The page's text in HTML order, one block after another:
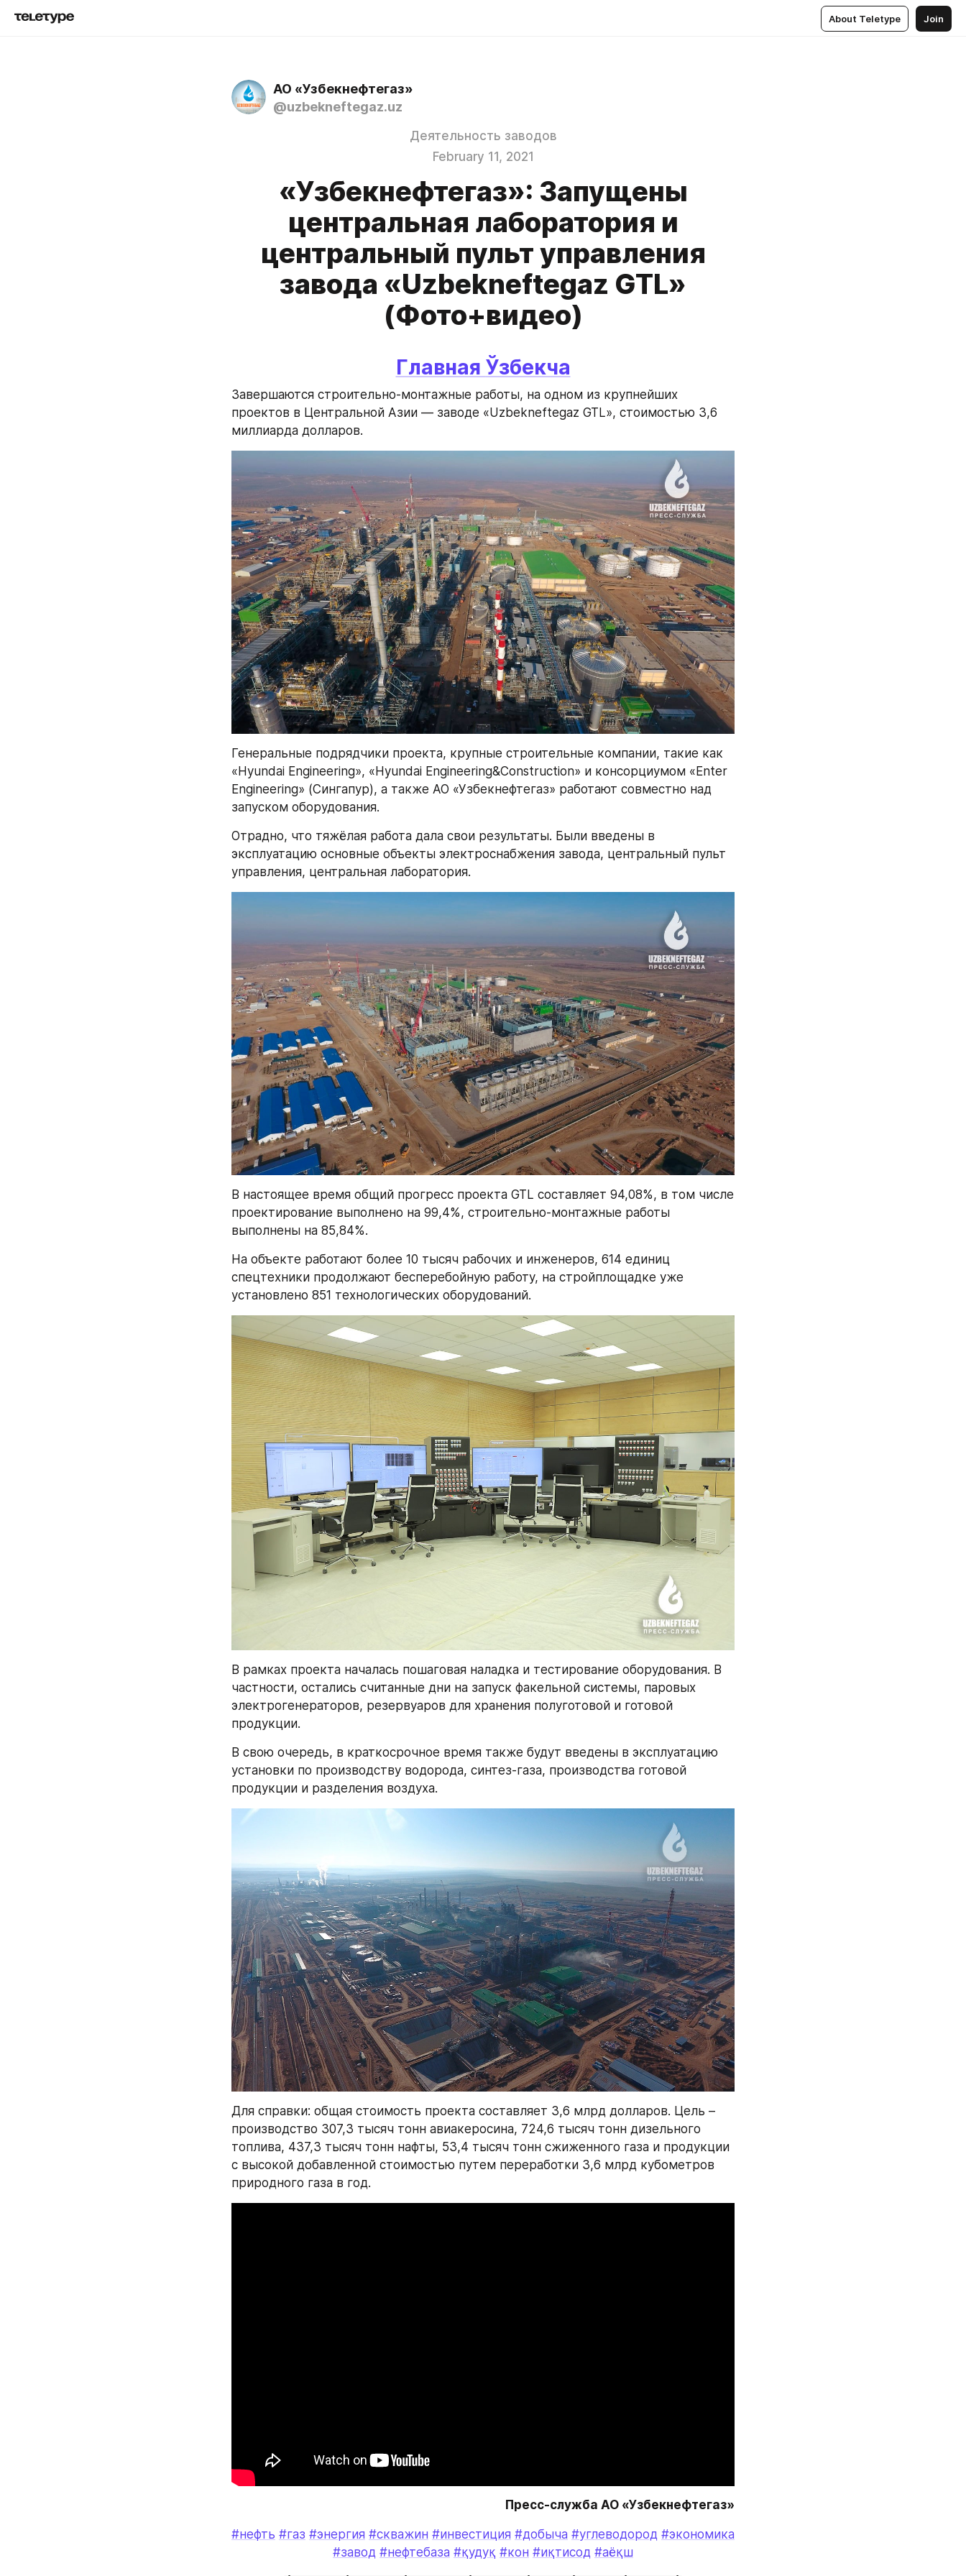
About Teletype Join
АО «Узбекнефтегаз»
@uzbekneftegaz.uz
Деятельность заводов
February 11, 2021
«Узбекнефтегаз»: Запущены
центральная лаборатория и
центральный пульт управления
завода «Uzbekneftegaz GTL»
(Фото+видео)
Главная Ўзбекча
Завершаются строительно-монтажные работы, на одном из крупнейших
проектов в Центральной Азии — заводе «Uzbekneftegaz GTL», стоимостью 3,6
миллиарда долларов.
Генеральные подрядчики проекта, крупные строительные компании, такие как
«Hyundai Engineering», «Hyundai Engineering&Construction» и консорциумом «Enter
Engineering» (Сингапур), а также АО «Узбекнефтегаз» работают совместно над
запуском оборудования.
Отрадно, что тяжёлая работа дала свои результаты. Были введены в
эксплуатацию основные объекты электроснабжения завода, центральный пульт
управления, центральная лаборатория.
В настоящее время общий прогресс проекта GTL составляет 94,08%, в том числе
проектирование выполнено на 99,4%, строительно-монтажные работы
выполнены на 85,84%.
На объекте работают более 10 тысяч рабочих и инженеров, 614 единиц
спецтехники продолжают бесперебойную работу, на стройплощадке уже
установлено 851 технологических оборудований.
В рамках проекта началась пошаговая наладка и тестирование оборудования. В
частности, остались считанные дни на запуск факельной системы, паровых
электрогенераторов, резервуаров для хранения полуготовой и готовой
продукции.
В свою очередь, в краткосрочное время также будут введены в эксплуатацию
установки по производству водорода, синтез-газа, производства готовой
продукции и разделения воздуха.
Для справки: общая стоимость проекта составляет 3,6 млрд долларов. Цель –
производство 307,3 тысяч тонн авиакеросина, 724,6 тысяч тонн дизельного
топлива, 437,3 тысяч тонн нафты, 53,4 тысяч тонн сжиженного газа и продукции
с высокой добавленной стоимостью путем переработки 3,6 млрд кубометров
природного газа в год.
Пресс-служба АО «Узбекнефтегаз»
#нефть #газ #энергия #скважин #инвестиция #добыча #углеводород #экономика
#завод #нефтебаза #қудуқ #кон #иқтисод #аёқш